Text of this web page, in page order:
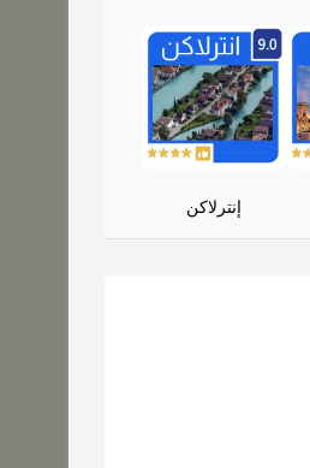
إنترلاكن